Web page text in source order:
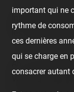
important qui ne
rythme de
ces dernières
qui se charge en
consacrer autant